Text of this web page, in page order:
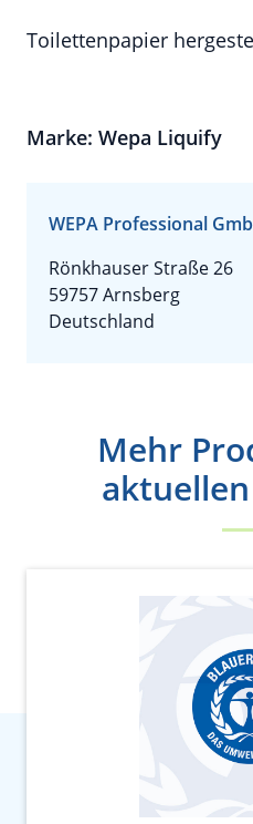
Toilettenpapier
Marke: Wepa Liquify
WEPA Professional
Rönkhauser Straße 26
59757 Arnsberg
Deutschland
Mehr